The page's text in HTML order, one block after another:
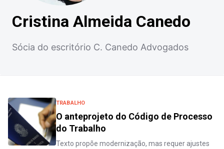
Cristina Almeida Canedo
Sócia do escritório C. Canedo Advogados
TRABALHO
O anteprojeto do Código de Processo
do Trabalho
Texto propõe modernização, mas requer ajustes